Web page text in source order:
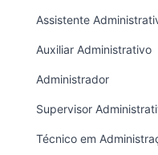
Assistente
Auxiliar Administrativo
Administrador
Supervisor
Técnico em